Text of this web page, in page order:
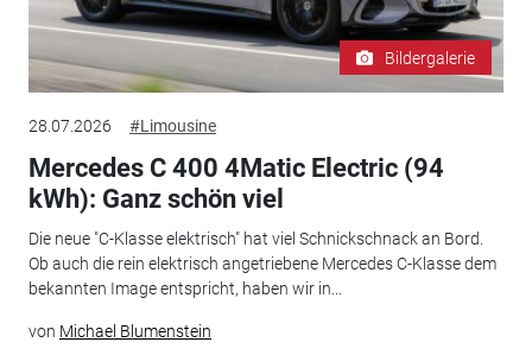
Bildergalerie
28.07.2026 #Limousine
Mercedes C 400 4Matic Electric (94
kWh): Ganz schön viel
Die neue "C-Klasse elektrisch" hat viel Schnickschnack an Bord.
Ob auch die rein elektrisch angetriebene Mercedes C-Klasse dem
bekannten Image entspricht, haben wir in...
von Michael Blumenstein